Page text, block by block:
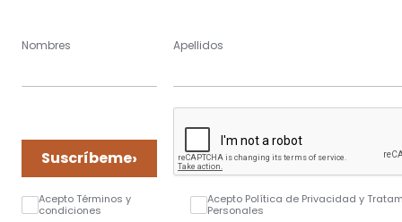
Nombres Apellidos
Suscríbeme›
Acepto Términos y
condiciones
Acepto Política de Privacidad y
Personales